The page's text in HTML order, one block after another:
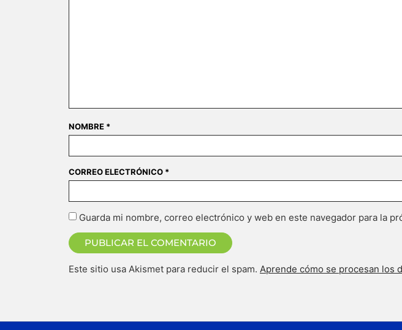
NOMBRE *
CORREO ELECTRÓNICO *
Guarda mi nombre, correo electrónico y web en este navegador para la
Este sitio usa Akismet para reducir el spam. Aprende cómo se procesan los